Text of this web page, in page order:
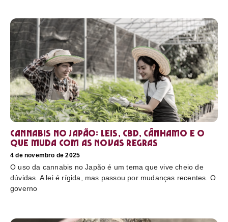
Cannabis no Japão: leis, CBD, cânhamo e o
que muda com as novas regras
4 de novembro de 2025
O uso da cannabis no Japão é um tema que vive cheio de
dúvidas. A lei é rígida, mas passou por mudanças recentes. O
governo